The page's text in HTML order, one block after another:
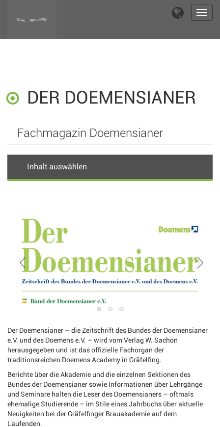
DER DOEMENSIANER
Fachmagazin Doemensianer
Inhalt auswählen
Der Doemensianer – die Zeitschrift des Bundes der Doemensianer
e.V. und des Doemens e.V. – wird vom Verlag W. Sachon
herausgegeben und ist das offizielle Fachorgan der
traditionsreichen Doemens Academy in Gräfelfing.
Berichte über die Akademie und die einzelnen Sektionen des
Bundes der Doemensianer sowie Informationen über Lehrgänge
und Seminare halten die Leser des Doemensianers – oftmals
ehemalige Studierende – im Stile eines Jahrbuchs über aktuelle
Neuigkeiten bei der Gräfelfinger Brauakademie auf dem
Laufenden.